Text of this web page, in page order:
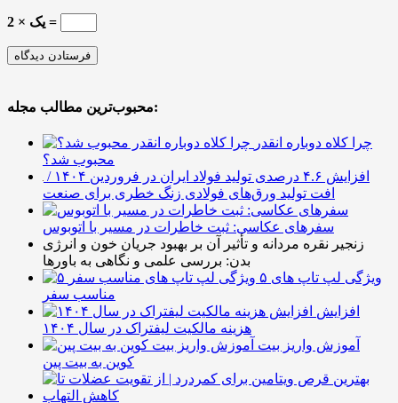
2 × یک =
محبوب‌ترین مطالب مجله:
چرا کلاه دوباره انقدر
محبوب شد؟
افزایش ۴.۶ درصدی تولید فولاد ایران در فروردین ۱۴۰۴ /
افت تولید ورق‌های فولادی زنگ خطری برای صنعت
سفرهای عکاسی: ثبت خاطرات در مسیر با اتوبوس
زنجیر نقره مردانه و تأثیر آن بر بهبود جریان خون و انرژی
بدن: بررسی علمی و نگاهی به باورها
۵ ویژگی لپ تاپ های
مناسب سفر
افزایش
هزینه مالکیت لیفتراک در سال ۱۴۰۴
آموزش واریز بیت
کوین به بیت پین